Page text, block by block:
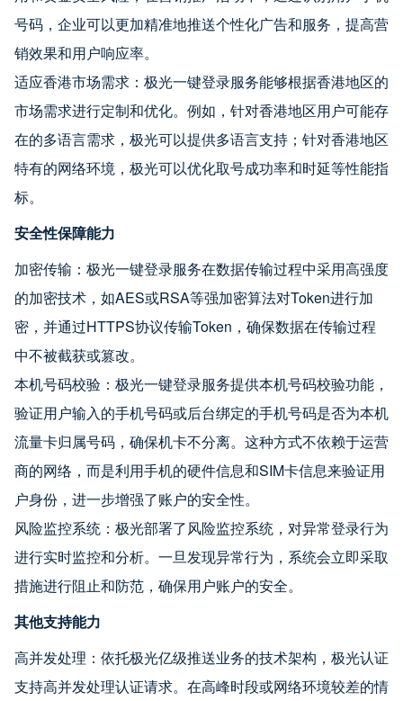
号码，企业可以更加精准地推送个性化广告和服务，提高营
销效果和用户响应率。
适应香港市场需求：极光一键登录服务能够根据香港地区的
市场需求进行定制和优化。例如，针对香港地区用户可能存
在的多语言需求，极光可以提供多语言支持；针对香港地区
特有的网络环境，极光可以优化取号成功率和时延等性能指
标。
安全性保障能力
加密传输：极光一键登录服务在数据传输过程中采用高强度
的加密技术，如AES或RSA等强加密算法对Token进行加
密，并通过HTTPS协议传输Token，确保数据在传输过程
中不被截获或篡改。
本机号码校验：极光一键登录服务提供本机号码校验功能，
验证用户输入的手机号码或后台绑定的手机号码是否为本机
流量卡归属号码，确保机卡不分离。这种方式不依赖于运营
商的网络，而是利用手机的硬件信息和SIM卡信息来验证用
户身份，进一步增强了账户的安全性。
风险监控系统：极光部署了风险监控系统，对异常登录行为
进行实时监控和分析。一旦发现异常行为，系统会立即采取
措施进行阻止和防范，确保用户账户的安全。
其他支持能力
高并发处理：依托极光亿级推送业务的技术架构，极光认证
支持高并发处理认证请求。在高峰时段或网络环境较差的情